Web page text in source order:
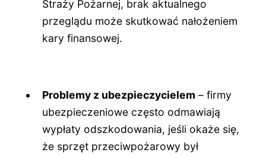
Straży Pożarnej, brak aktualnego
przeglądu może skutkować nałożeniem
kary finansowej.
Problemy z ubezpieczycielem – firmy
ubezpieczeniowe często odmawiają
wypłaty odszkodowania, jeśli okaże się,
że sprzęt przeciwpożarowy był